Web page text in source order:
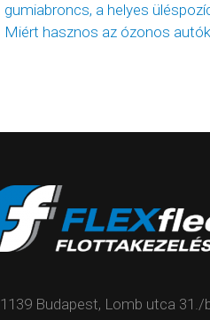
gumiabroncs, a helyes
Miért hasznos az ózonos
1139 Budapest, Lomb utca 31./